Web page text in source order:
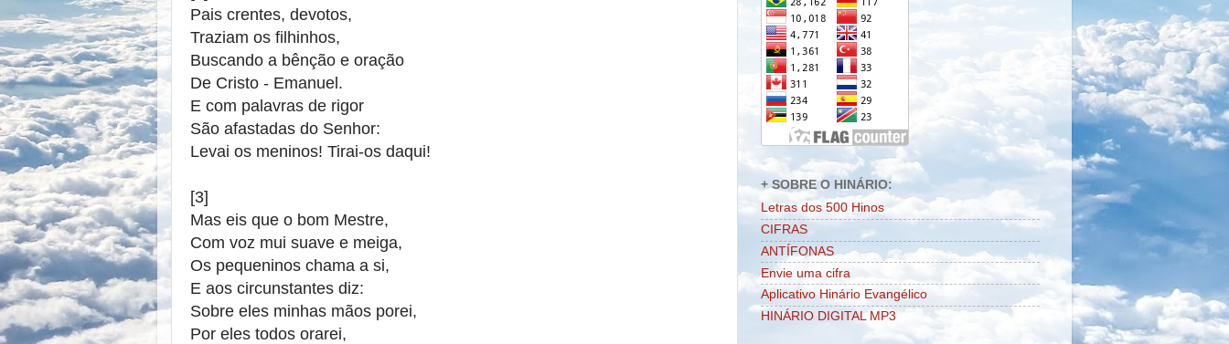
Pais crentes, devotos,
Traziam os filhinhos,
Buscando a bênção e oração
De Cristo - Emanuel.
E com palavras de rigor
São afastadas do Senhor:
Levai os meninos! Tirai-os daqui!
[3]
Mas eis que o bom Mestre,
Com voz mui suave e meiga,
Os pequeninos chama a si,
E aos circunstantes diz:
Sobre eles minhas mãos porei,
Por eles todos orarei,
+ SOBRE O HINÁRIO:
Letras dos 500 Hinos
CIFRAS
ANTÍFONAS
Envie uma cifra
Aplicativo Hinário Evangélico
HINÁRIO DIGITAL MP3